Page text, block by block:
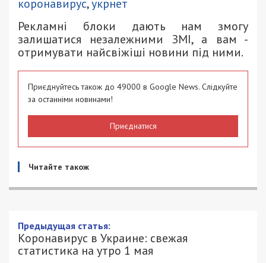
коронавирус,укрнет
Рекламні блоки дають нам змогу
залишатися незалежними ЗМІ, а вам -
отримувати найсвіжіші новини під ними.
Приєднуйтесь також до 49000 в Google News. Слідкуйте
за останніми новинами!
Приєднатися
Читайте також
Предыдущая статья:
Коронавирус в Украине: свежая
статистика на утро 1 мая